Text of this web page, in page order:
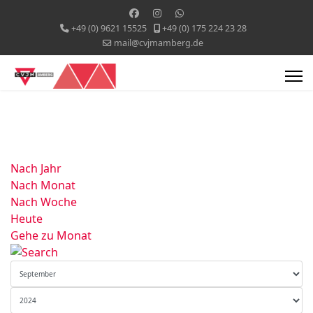
+49 (0) 9621 15525
+49 (0) 175 224 23 28
mail@cvjmamberg.de
Nach Jahr
Nach Monat
Nach Woche
Heute
Gehe zu Monat